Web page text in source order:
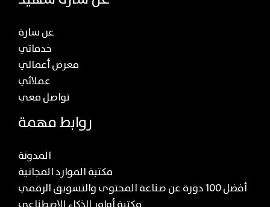
عن سارة
خدماتي
معرض أعمالي
عملائي
تواصل معي
روابط مهمة
المدونة
مكتبة الموارد المجانية
أفضل 100 دورة عن صناعة المحتوى والتسويق الرقمي